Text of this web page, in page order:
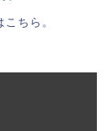
ちら。